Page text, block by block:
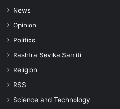
News
Opinion
Politics
Rashtra Sevika Samiti
Religion
RSS
Science and Technology